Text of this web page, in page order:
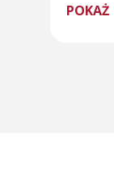
POKAŻ